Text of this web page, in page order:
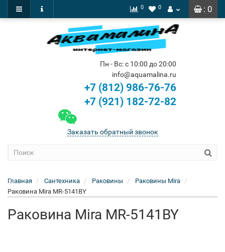
: 0
0 0
Пн - Вс: с 10:00 до 20:00
info@aquamalina.ru
+7 (812) 986-76-76
+7 (921) 182-72-82
Заказать обратный звонок
Главная Сантехника Раковины
Раковины Mira
Раковина Mira MR-5141BY
Раковина Mira MR-5141BY